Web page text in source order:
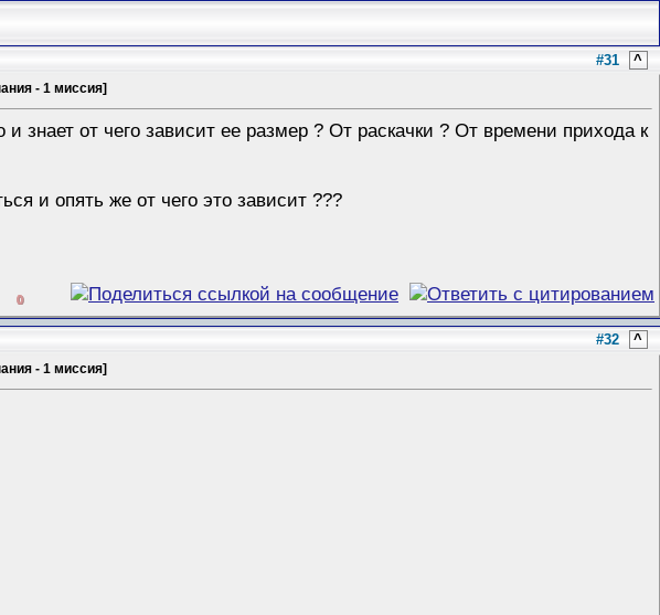
#31 ^
- 1 миссия]
знает от чего зависит ее размер ? От раскачки ? От времени прихода к
и опять же от чего это зависит ???
0
#32 ^
- 1 миссия]